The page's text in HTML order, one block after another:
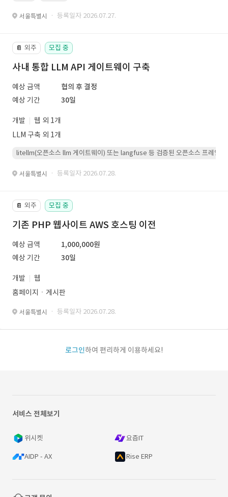
서울특별시 · 등록일자 2026.07.27.
📔 외주 모집 중
사내 통합 LLM API 게이트웨이 구축
예상 금액
협의 후 결정
예상 기간
30일
개발
웹 외 1개
LLM 구축 외 1개
litellm(오픈소스 llm 게이트웨이) 또는 langfuse 등 검증된 오픈소스 프레임워
서울특별시 · 등록일자 2026.07.28.
📔 외주 모집 중
기존 PHP 웹사이트 AWS 호스팅 이전
예상 금액
1,000,000원
예상 기간
30일
개발
웹
홈페이지ㆍ게시판
서울특별시 · 등록일자 2026.07.28.
로그인하여 편리하게 이용하세요!
서비스 전체보기
위시켓 요즘IT
AIDP - AX Rise ERP